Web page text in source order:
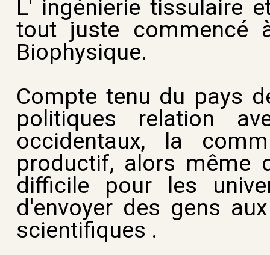
L' ingénierie tissulaire
tout juste commencé
Biophysique.
Compte tenu du pays
politiques relation
occidentaux, la
productif, alors même
difficile pour les
d'envoyer des gens
scientifiques .